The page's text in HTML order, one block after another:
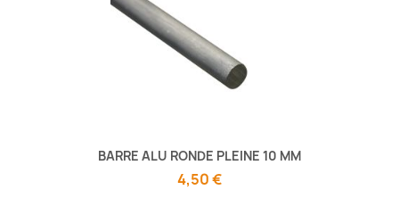
BARRE ALU RONDE PLEINE 10 MM
4,50 €